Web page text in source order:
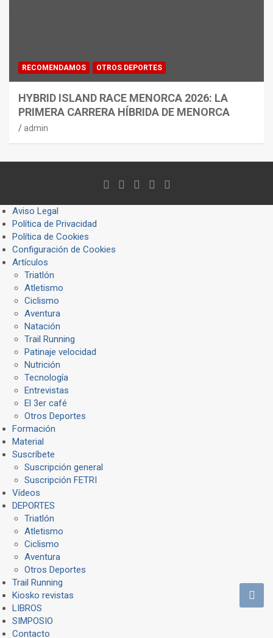
RECOMENDAMOS OTROS DEPORTES
HYBRID ISLAND RACE MENORCA 2026: LA
PRIMERA CARRERA HÍBRIDA DE MENORCA
admin
Aviso Legal
Política de Privacidad
Política de Cookies
Configuración de Cookies
Artículos
Triatlón
Atletismo
Ciclismo
Aventura
Natación
Trail Running
Patinaje velocidad
Nutrición
Tecnología
Entrevistas
El 3er café
Otros Deportes
Formación
Material
Suscríbete
Suscripción general
Suscripción FETRI
Vídeos
DEPORTES
Triatlón
Atletismo
Ciclismo
Aventura
Otros Deportes
Trail Running
Kiosko revistas
LIBROS
SIMPOSIO
Contacto